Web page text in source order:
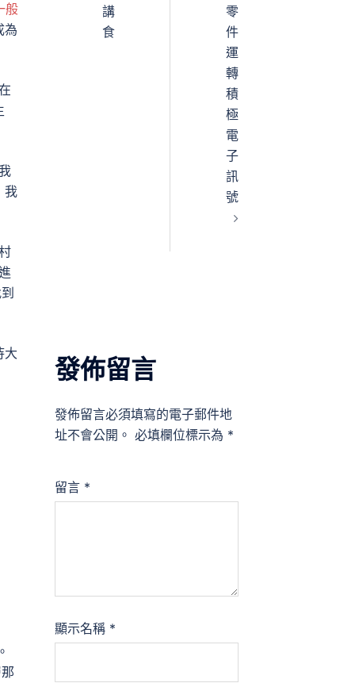
般
為
我
大
講
食
零
件
運
轉
積
極
電
子
訊
號
發佈留言
發佈留言必須填寫的電子郵件地
址不會公開。 必填欄位標示為 *
留言 *
顯示名稱 *